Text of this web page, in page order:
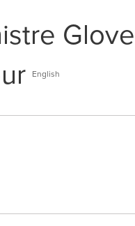
English